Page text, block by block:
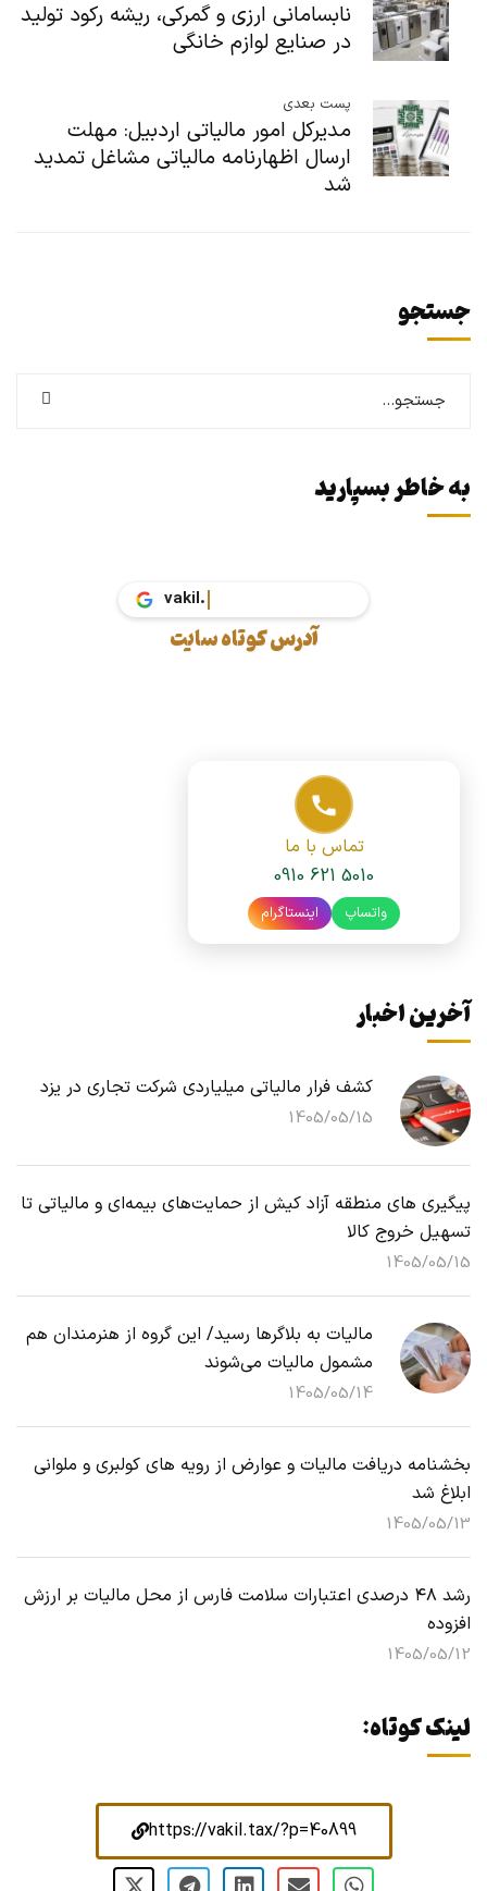
نابسامانی ارزی و گمرکی، ریشه رکود تولید
در صنایع لوازم خانگی
پست بعدی
مدیرکل امور مالیاتی اردبیل: مهلت
ارسال اظهارنامه مالیاتی مشاغل تمدید
شد
جستجو
به خاطر بسپارید
va
آدرس کوتاه سایت
تماس با ما
0910 621 5010
واتساپ اینستاگرام
آخرین اخبار
کشف فرار مالیاتی میلیاردی شرکت تجاری در یزد
1405/05/15
پیگیری های منطقه آزاد کیش از حمایت‌های بیمه‌ای و مالیاتی تا
تسهیل خروج کالا
1405/05/15
مالیات به بلاگرها رسید/ این گروه از هنرمندان هم
مشمول مالیات می‌شوند
1405/05/14
بخشنامه دریافت مالیات و عوارض از رویه های کولبری و ملوانی
ابلاغ شد
1405/05/13
رشد ۴۸ درصدی اعتبارات سلامت فارس از محل مالیات بر ارزش
افزوده
1405/05/12
لینک کوتاه:
https://vakil.tax/?p=40899